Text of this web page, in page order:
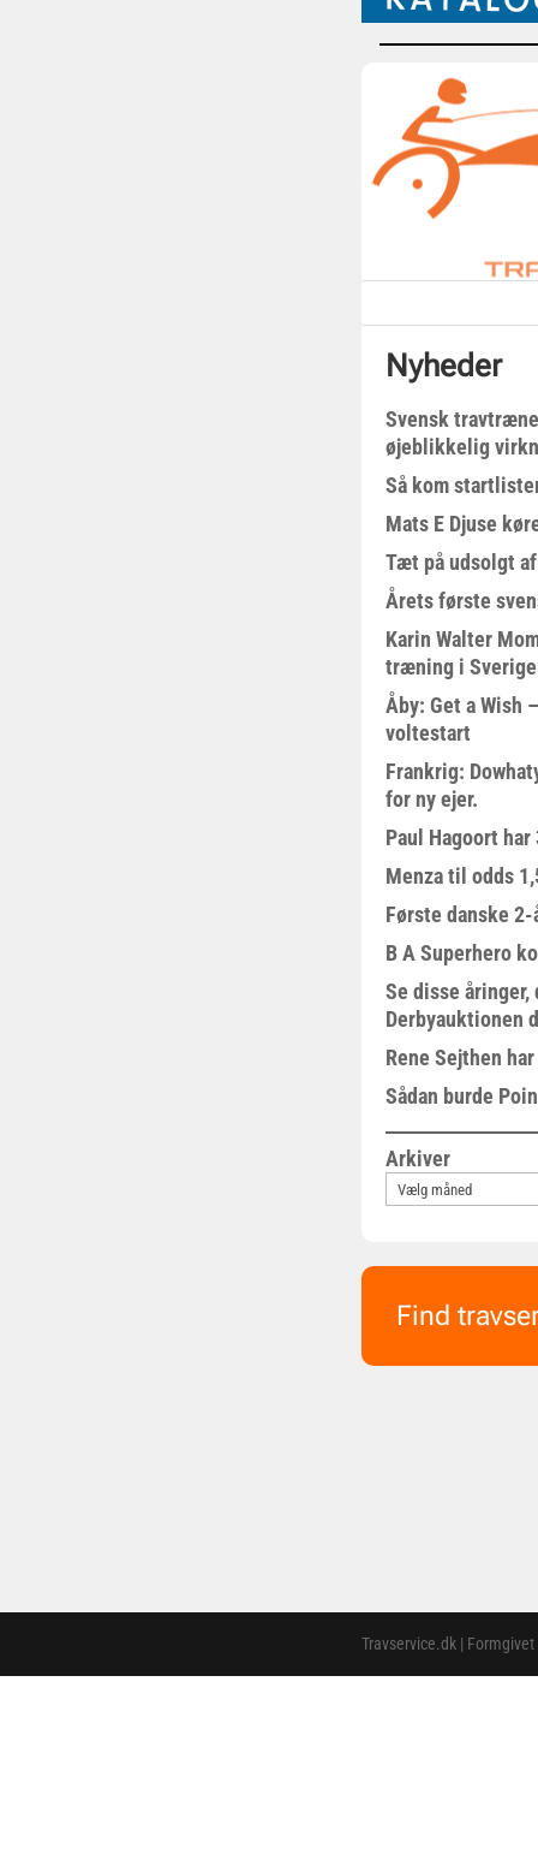
Nyheder
Svensk
øjeblikkelig
Så kom
Mats E Djuse
Tæt på udsolgt
Årets første
Karin Walter
træning i Sverige
Åby: Get a Wish
voltestart
Frankrig:
for ny ejer.
Paul Hagoort
Menza til odds
Første danske
B A Superhero
Se disse
Derbyauktionen
Rene Sejthen
Sådan burde
Arkiver
Find
Travservice.dk |